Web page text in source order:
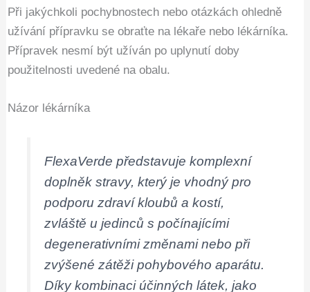
Při jakýchkoli pochybnostech nebo otázkách ohledně
užívání přípravku se obraťte na lékaře nebo lékárníka.
Přípravek nesmí být užíván po uplynutí doby
použitelnosti uvedené na obalu.
Názor lékárníka
FlexaVerde představuje komplexní
doplněk stravy, který je vhodný pro
podporu zdraví kloubů a kostí,
zvláště u jedinců s počínajícími
degenerativními změnami nebo při
zvýšené zátěži pohybového aparátu.
Díky kombinaci účinných látek, jako